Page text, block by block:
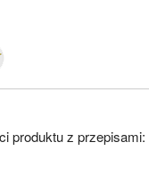
produktu z przepisami: